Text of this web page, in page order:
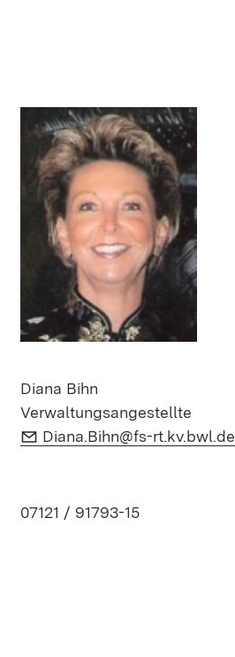
Diana Bihn
Verwaltungsangestellte
E-Mail:
Diana.Bihn@fs-rt.kv.bwl.de
07121 / 91793-15